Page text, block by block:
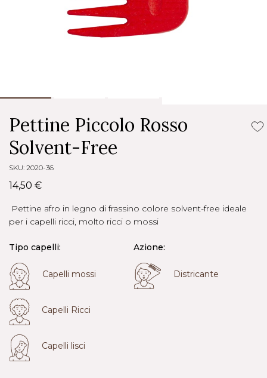
Pettine Piccolo Rosso
Solvent-Free
SKU: 2020-36
14,50 €
Pettine afro in legno di frassino colore solvent-free ideale
per i capelli ricci, molto ricci o mossi
Tipo capelli:
Capelli mossi
Capelli Ricci
Capelli lisci
Azione:
Districante